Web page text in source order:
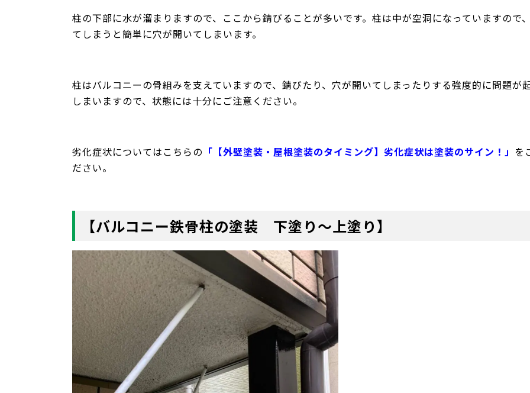
柱の下部に水が溜まりますので、ここから錆びることが多いです。柱は中が空洞になっていますので
てしまうと簡単に穴が開いてしまいます。
柱はバルコニーの骨組みを支えていますので、錆びたり、穴が開いてしまったりする強度的に問題が
しまいますので、状態には十分にご注意ください。
劣化症状についてはこちらの 「【外壁塗装・屋根塗装のタイミング】劣化症状は塗装のサイン！」 を
ださい。
【バルコニー鉄骨柱の塗装 下塗り〜上塗り】